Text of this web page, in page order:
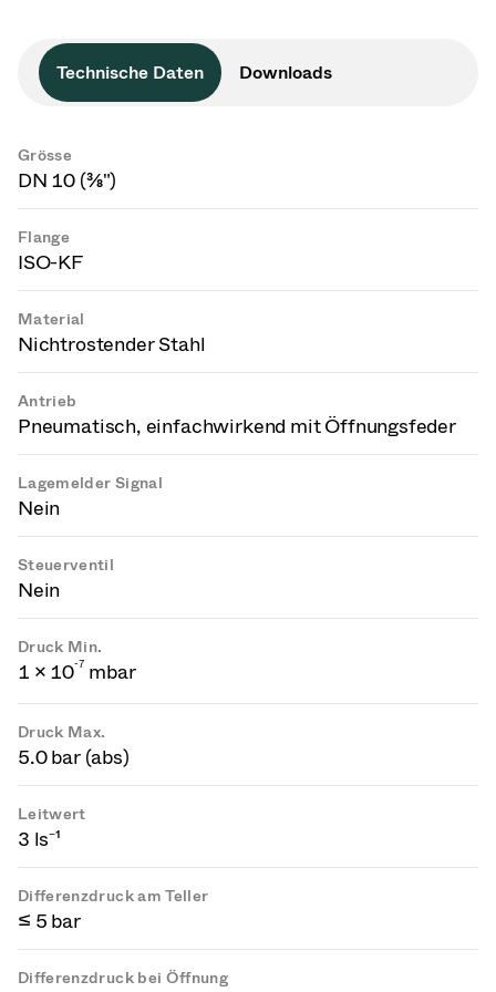
Technische Daten Downloads
Grösse
DN 10 (⅜")
Flange
ISO-KF
Material
Nichtrostender Stahl
Antrieb
Pneumatisch, einfachwirkend mit Öffnungsfeder
Lagemelder Signal
Nein
Steuerventil
Nein
Druck Min.
1 × 10-7 mbar
Druck Max.
5.0 bar (abs)
Leitwert
3 ls⁻¹
Differenzdruck am Teller
≤ 5 bar
Differenzdruck bei Öffnung